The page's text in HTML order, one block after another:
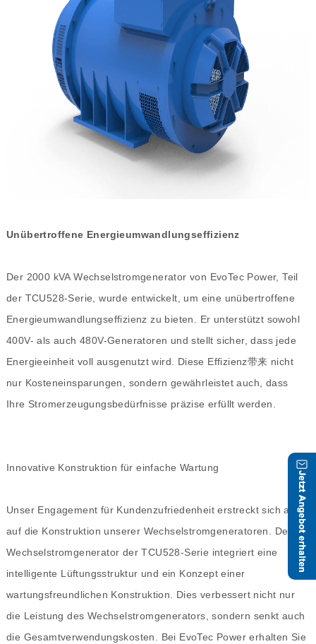
Unübertroffene Energieumwandlungseffizienz
Der 2000 kVA Wechselstromgenerator von EvoTec Power, Teil
der TCU528-Serie, wurde entwickelt, um eine unübertroffene
Energieumwandlungseffizienz zu bieten. Er unterstützt sowohl
400V- als auch 480V-Generatoren und stellt sicher, dass jede
Energieeinheit voll ausgenutzt wird. Diese Effizienz带来 nicht
nur Kosteneinsparungen, sondern gewährleistet auch, dass
Ihre Stromerzeugungsbedürfnisse präzise erfüllt werden.
Innovative Konstruktion für einfache Wartung
Unser Engagement für Kundenzufriedenheit erstreckt sich auch
auf die Konstruktion unserer Wechselstromgeneratoren. Der
Wechselstromgenerator der TCU528-Serie integriert eine
intelligente Lüftungsstruktur und ein Konzept einer
wartungsfreundlichen Konstruktion. Dies verbessert nicht nur
die Leistung des Wechselstromgenerators, sondern senkt auch
die Gesamtverwendungskosten. Bei EvoTec Power erhalten Sie